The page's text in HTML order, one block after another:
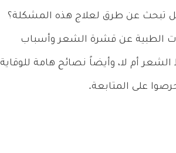
عن طرق لعلاج هذه المشكلة؟
الطبية عن قشرة الشعر وأسباب
أم لا، وأيضاً نصائح هامة للوقاية
على المتابعة.